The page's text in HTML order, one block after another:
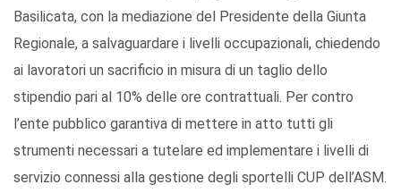
Basilicata, con la mediazione del Presidente della Giunta
Regionale, a salvaguardare i livelli occupazionali, chiedendo
ai lavoratori un sacrificio in misura di un taglio dello
stipendio pari al 10% delle ore contrattuali. Per contro
l’ente pubblico garantiva di mettere in atto tutti gli
strumenti necessari a tutelare ed implementare i livelli di
servizio connessi alla gestione degli sportelli CUP dell’ASM.